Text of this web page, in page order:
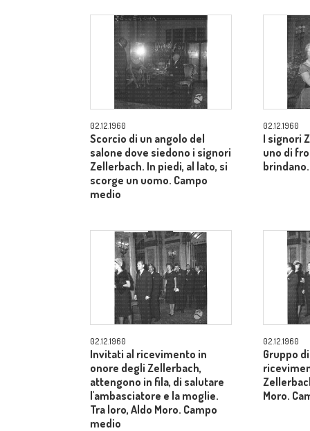
02.12.1960
Scorcio di un angolo del
salone dove siedono i signori
Zellerbach. In piedi, al lato, si
scorge un uomo. Campo
medio
02.12.1960
I signori
uno di
02.12.1960
Invitati al ricevimento in
onore degli Zellerbach,
attengono in fila, di salutare
l'ambasciatore e la moglie.
Tra loro, Aldo Moro. Campo
medio
02.12.1960
Gruppo
Moro.